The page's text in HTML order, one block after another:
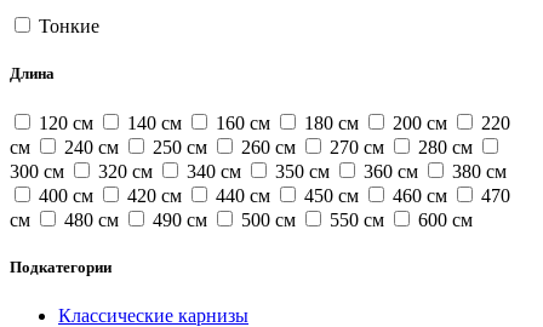
Тонкие
Длина
120 см 140 см 160 см 180 см 200 см
220
см
240 см 250 см 260 см 270 см
280 см
300 см
320 см 340 см 350 см 360 см
380 см
400 см
420 см 440 см 450 см 460 см
470
см
480 см 490 см 500 см 550 см 600 см
Подкатегории
Классические карнизы